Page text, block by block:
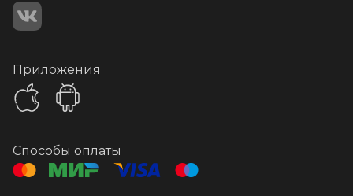
Приложения
Способы оплаты